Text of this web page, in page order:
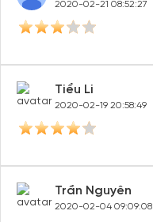
2020-02-21 08:52:27
Tiểu Li
2020-02-19 20:58:49
Trần Nguyên
2020-02-04 09:09:08